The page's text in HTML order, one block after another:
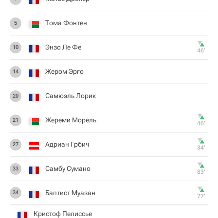
5 Тома Фонтен
10 Энзо Ле Фе 46‎’‎
14 Жером Эрго
20 Самюэль Лорик
21 Жереми Морель 46‎’‎
27 Адриан Грбич 34‎’‎
33 Самбу Сумано 83‎’‎
34 Баптист Муазан 77‎’‎
Кристоф Пелиссье